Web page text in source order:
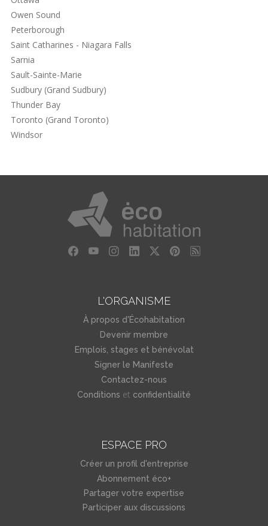
Owen Sound
Peterborough
Saint Catharines - Niagara Falls
Sarnia
Sault-Sainte-Marie
Sudbury (Grand Sudbury)
Thunder Bay
Toronto (Grand Toronto)
Windsor
L'ORGANISME
À propos d'Écohabitation
Devenir membre
Emplois, stages et bénévolat
Signer le Manifeste
Contactez-nous
Conditions et confidentialité
ESPACE PRO
Créer un profil d'entreprise
Abonnement éco+
Partager votre expertise
Participer aux discussions